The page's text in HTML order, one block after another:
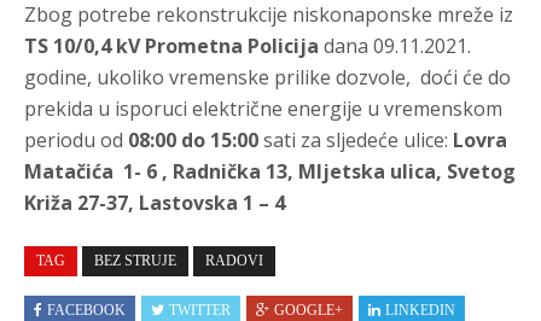
Zbog potrebe rekonstrukcije niskonaponske mreže iz
TS 10/0,4 kV Prometna Policija dana 09.11.2021.
godine, ukoliko vremenske prilike dozvole, doći će do
prekida u isporuci električne energije u vremenskom
periodu od 08:00 do 15:00sati za sljedeće ulice: Lovra
Matačića 1- 6 , Radnička 13, Mljetska ulica, Svetog
Križa 27-37, Lastovska 1 – 4
TAG BEZ STRUJE RADOVI
FACEBOOK TWITTER GOOGLE+
LINKEDIN